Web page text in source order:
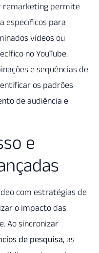
remarketing permite
específicos para
vídeos ou
no YouTube.
e sequências de
os padrões
de audiência e
e
com estratégias de
o impacto das
Ao sincronizar
de pesquisa, as